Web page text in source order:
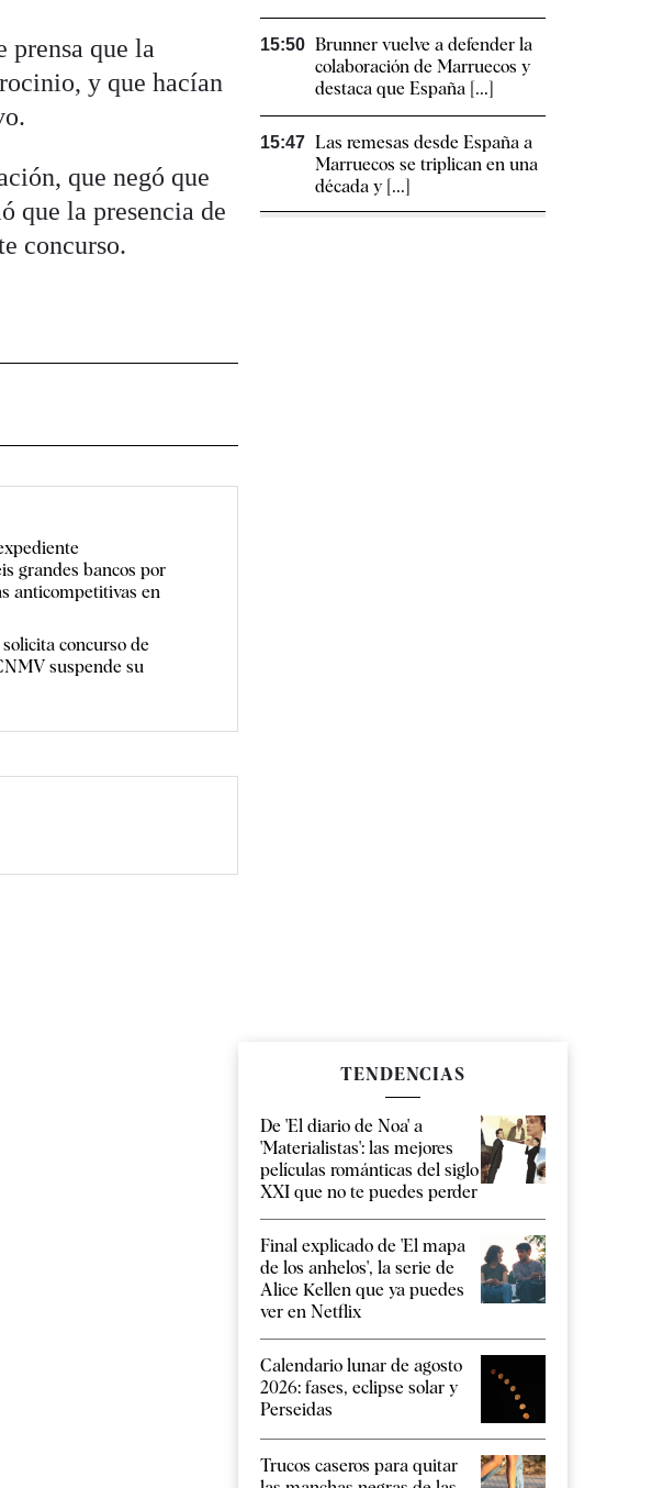
prensa que la
y que hacían
que negó que
que la presencia de
concurso.
grandes bancos por
anticompetitivas en
concurso de
suspende su
15:50 Brunner vuelve a defender la
colaboración de Marruecos y
destaca que España [...]
15:47 Las remesas desde España a
Marruecos se triplican en una
década y [...]
TENDENCIAS
De 'El diario de Noa' a
'Materialistas': las mejores
películas románticas del siglo
XXI que no te puedes perder
Final explicado de 'El mapa
de los anhelos', la serie de
Alice Kellen que ya puedes
ver en Netflix
Calendario lunar de agosto
2026: fases, eclipse solar y
Perseidas
Trucos caseros para quitar